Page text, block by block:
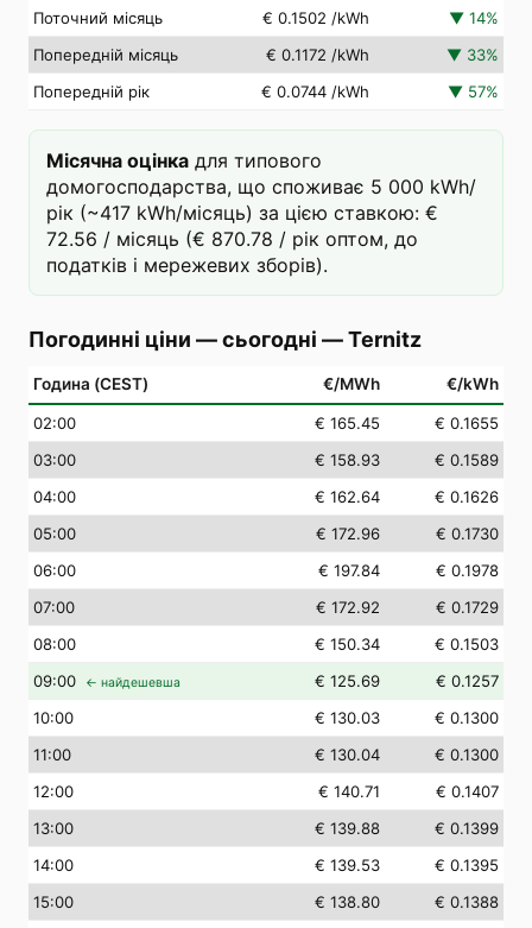
Поточний місяць
€ 0.1502 /kWh ▼ 14%
Попередній місяць
€ 0.1172 /kWh ▼ 33%
Попередній рік
€ 0.0744 /kWh ▼ 57%
Місячна оцінка для типового
домогосподарства, що споживає 5 000 kWh/
рік (~417 kWh/місяць) за цією ставкою: €
72.56 / місяць (€ 870.78 / рік оптом, до
податків і мережевих зборів).
Погодинні ціни — сьогодні —Ternitz
Година (CEST) €/MWh €/kWh
02:00 € 165.45
€ 0.1655
03:00 € 158.93
€ 0.1589
04:00 € 162.64
€ 0.1626
05:00 € 172.96
€ 0.1730
06:00 € 197.84
€ 0.1978
07:00 € 172.92
€ 0.1729
08:00 € 150.34
€ 0.1503
09:00 ← найдешевша € 125.69
€ 0.1257
10:00 € 130.03
€ 0.1300
11:00 € 130.04
€ 0.1300
12:00 € 140.71
€ 0.1407
13:00 € 139.88
€ 0.1399
14:00 € 139.53
€ 0.1395
15:00 € 138.80
€ 0.1388